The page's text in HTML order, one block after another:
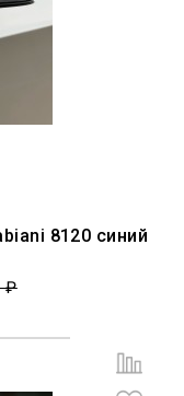
8120 синий
₽